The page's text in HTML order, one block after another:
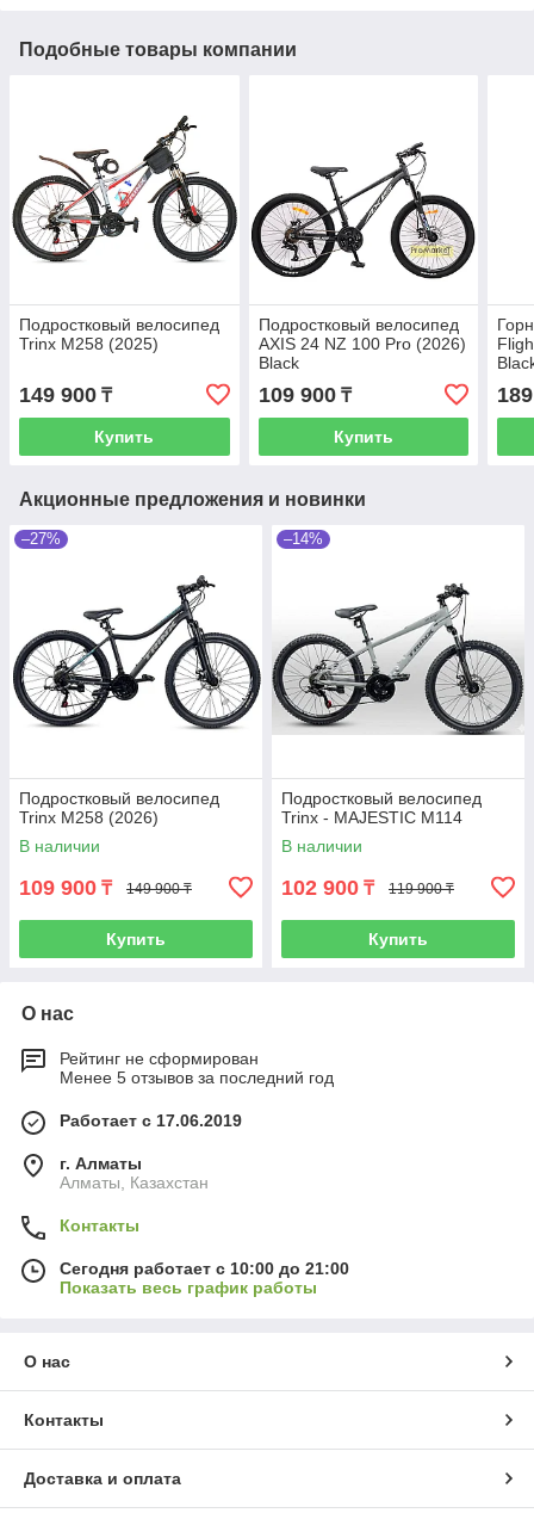
Подобные товары компании
Подростковый велосипед
Trinx M258 (2025)
149 900 ₸
Купить
Подростковый велосипед
AXIS 24 NZ 100 Pro (2026)
Black
109 900₸
Купить
Акционные предложения и новинки
–27%
Подростковый велосипед
Trinx M258 (2026)
В наличии
109 900 ₸ 149 900 ₸
Купить
–14%
Подростковый велосипед
Trinx - MAJESTIC M114
В наличии
102 900 ₸ 119 900 ₸
Купить
О нас
Рейтинг не сформирован
Менее 5 отзывов за последний год
Работает с 17.06.2019
г. Алматы
Алматы, Казахстан
Контакты
Сегодня работает с 10:00 до 21:00
Показать весь график работы
О нас
Контакты
Доставка и оплата